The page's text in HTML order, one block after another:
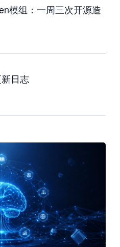
模组：一周三次开源造
日志